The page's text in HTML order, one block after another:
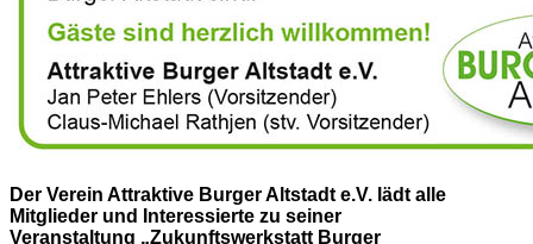
Der Verein Attraktive Burger Altstadt e.V. lädt alle
Mitglieder und Interessierte zu seiner
Veranstaltung „Zukunftswerkstatt Burger